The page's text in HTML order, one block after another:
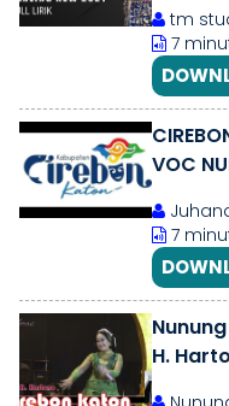
tm
7
VOC
7
H.